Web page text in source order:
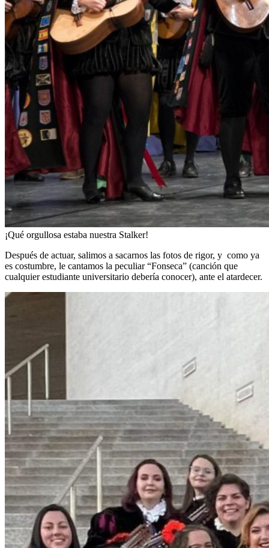
¡Qué orgullosa estaba nuestra Stalker!
Después de actuar, salimos a sacarnos las fotos de rigor, y como ya
es costumbre, le cantamos la peculiar “Fonseca” (canción que
cualquier estudiante universitario debería conocer), ante el atardecer.